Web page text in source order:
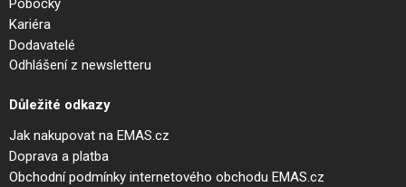
Pobočky
Kariéra
Dodavatelé
Odhlášení z newsletteru
Důležité odkazy
Jak nakupovat na EMAS.cz
Doprava a platba
Obchodní podmínky internetového obchodu EMAS.cz